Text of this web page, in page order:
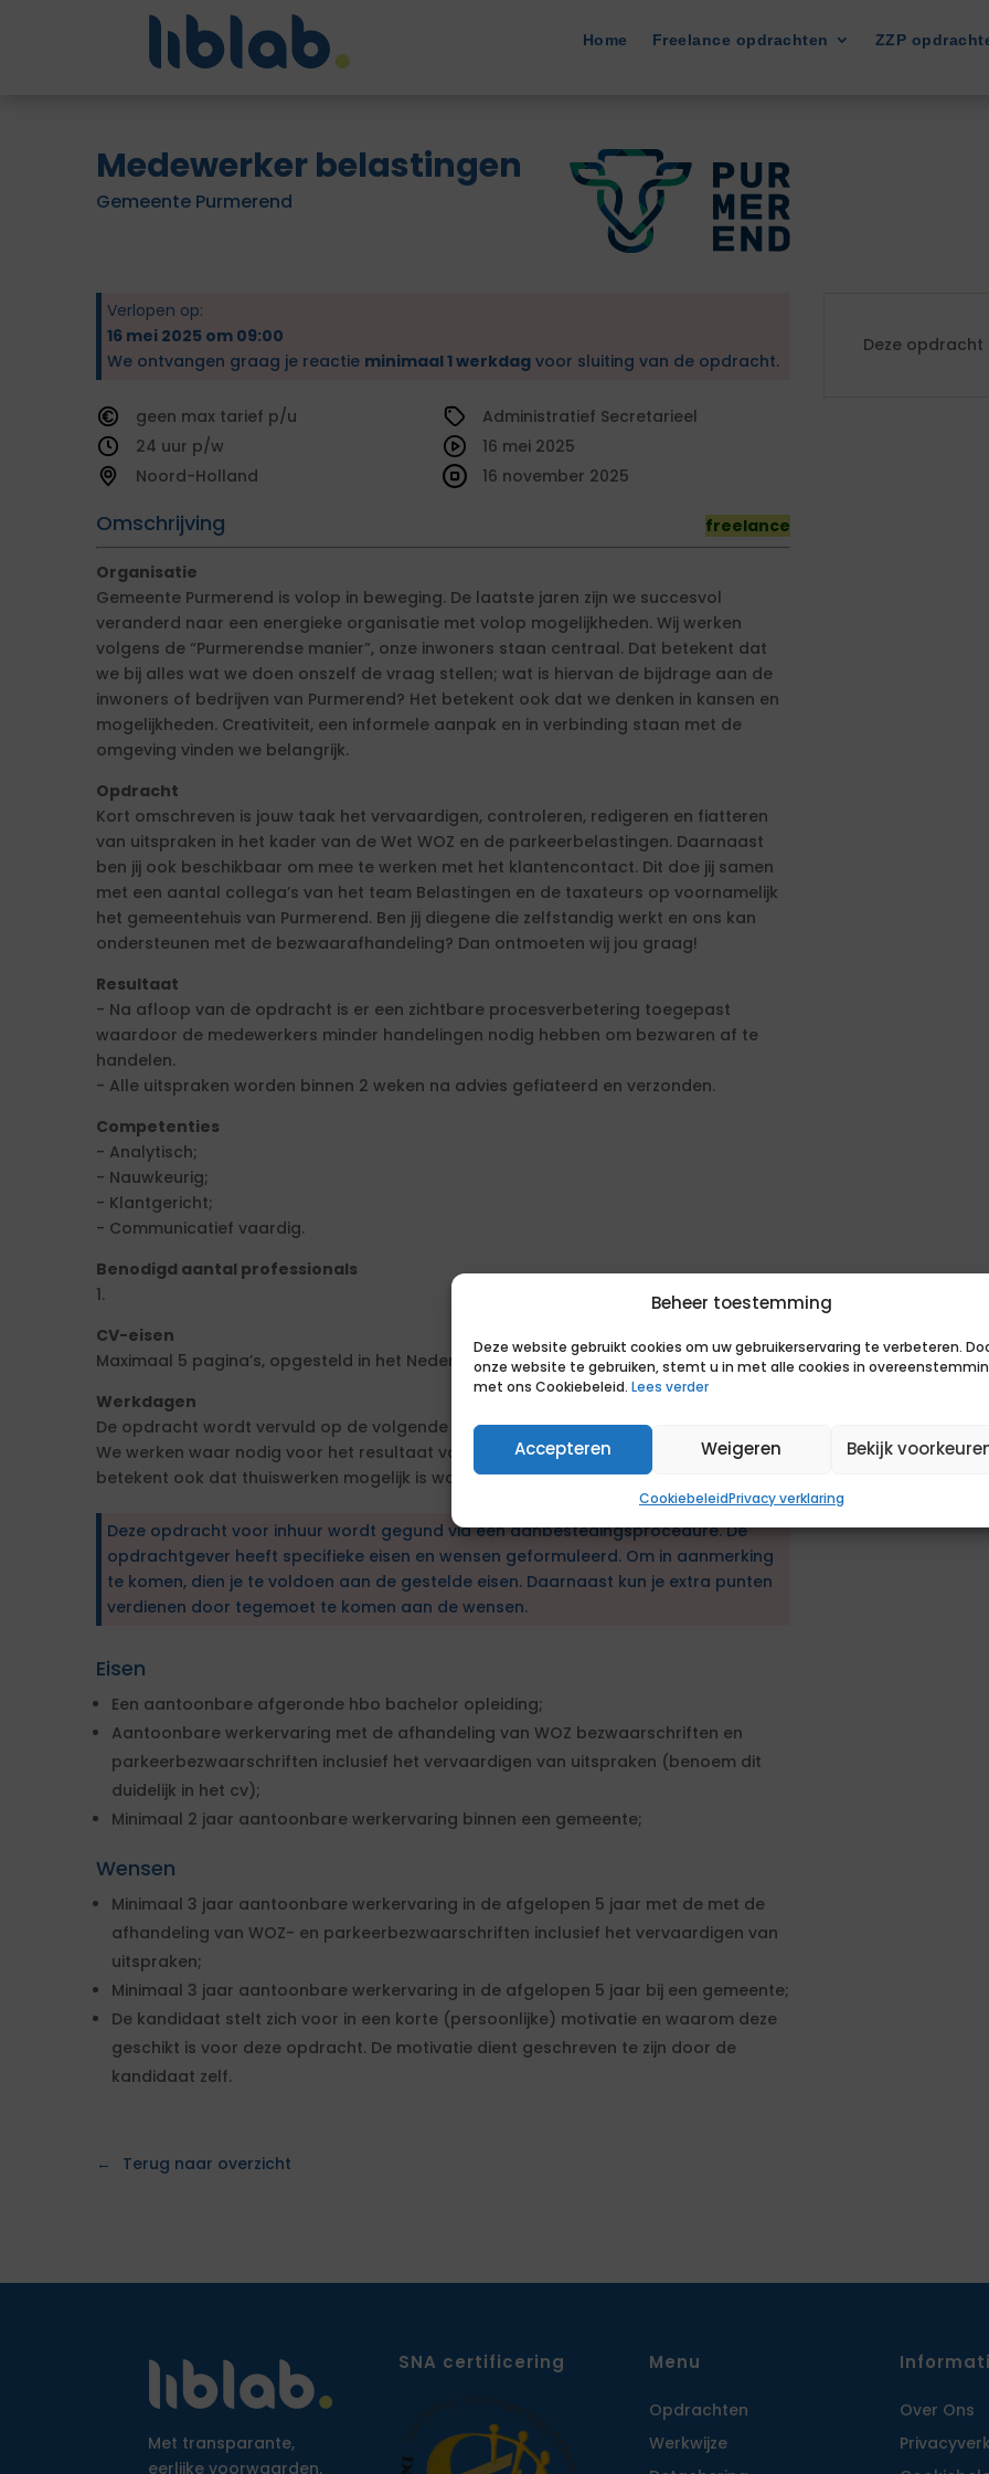
Beheer toestemming
Deze website gebruikt cookies om uw gebruikerservaring te verbeteren.
onze website te gebruiken, stemt u in met alle cookies in
met ons Cookiebeleid. Lees verder
Accepteren Weigeren Bekijk
CookiebeleidPrivacy verklaring
Home Freelance opdrachten ZZP
Medewerker belastingen
Gemeente Purmerend
Verlopen op:
16 mei 2025 om 09:00
We ontvangen graag je reactie minimaal 1 werkdag voor sluiting van de opdracht.
geen
tarief
24
Noord-Holland
Administratief Secretarieel
Omschrijving freelance
16 mei 2025
16 november 2025
Organisatie
Gemeente Purmerend is volop in beweging. De laatste jaren zijn we succesvol
veranderd naar een energieke organisatie met volop mogelijkheden. Wij werken
volgens de “Purmerendse manier”, onze inwoners staan centraal. Dat betekent dat
we bij alles wat we doen onszelf de vraag stellen; wat is hiervan de bijdrage aan de
inwoners of bedrijven van Purmerend? Het betekent ook dat we denken in kansen en
mogelijkheden. Creativiteit, een informele aanpak en in verbinding staan met de
omgeving vinden we belangrijk.
Opdracht
Kort omschreven is jouw taak het vervaardigen, controleren, redigeren en fiatteren
van uitspraken in het kader van de Wet WOZ en de parkeerbelastingen. Daarnaast
ben jij ook beschikbaar om mee te werken met het klantencontact. Dit doe jij samen
met een aantal collega’s van het team Belastingen en de taxateurs op voornamelijk
het gemeentehuis van Purmerend. Ben jij diegene die zelfstandig werkt en ons kan
ondersteunen met de bezwaarafhandeling? Dan ontmoeten wij jou graag!
Resultaat
- Na afloop van de opdracht is er een zichtbare procesverbetering toegepast
waardoor de medewerkers minder handelingen nodig hebben om bezwaren af te
handelen.
- Alle uitspraken worden binnen 2 weken na advies gefiateerd en verzonden.
Competenties
- Analytisch;
- Nauwkeurig;
- Klantgericht;
- Communicatief vaardig.
Benodigd aantal professionals
1.
CV-eisen
Maximaal 5 pagina’s, opgesteld in het Nederlands, minimaal 2 referenties.
Werkdagen
De opdracht wordt vervuld op de volgende werkdagen: Ma – Di – Wo – Do - Vrij.
We werken waar nodig voor het resultaat voor de stad. Dit kan op locatie zijn en
betekent ook dat thuiswerken mogelijk is wanneer het werk dit toelaat.
Deze opdracht voor inhuur wordt gegund via een aanbestedingsprocedure. De
opdrachtgever heeft specifieke eisen en wensen geformuleerd. Om in aanmerking
te komen, dien je te voldoen aan de gestelde eisen. Daarnaast kun je extra punten
verdienen door tegemoet te komen aan de wensen.
Eisen
Een aantoonbare afgeronde hbo bachelor opleiding;
Aantoonbare werkervaring met de afhandeling van WOZ bezwaarschriften en
parkeerbezwaarschriften inclusief het vervaardigen van uitspraken (benoem dit
duidelijk in het cv);
Minimaal 2 jaar aantoonbare werkervaring binnen een gemeente;
Wensen
Minimaal 3 jaar aantoonbare werkervaring in de afgelopen 5 jaar met de met de
afhandeling van WOZ- en parkeerbezwaarschriften inclusief het vervaardigen van
uitspraken;
Minimaal 3 jaar aantoonbare werkervaring in de afgelopen 5 jaar bij een gemeente;
De kandidaat stelt zich voor in een korte (persoonlijke) motivatie en waarom deze
geschikt is voor deze opdracht. De motivatie dient geschreven te zijn door de
kandidaat zelf.
Deze opdracht
Terug naar overzicht
Met transparante,
eerlijke voorwaarden,
SNA certificering Menu
Opdrachten
Werkwijze
Over Ons